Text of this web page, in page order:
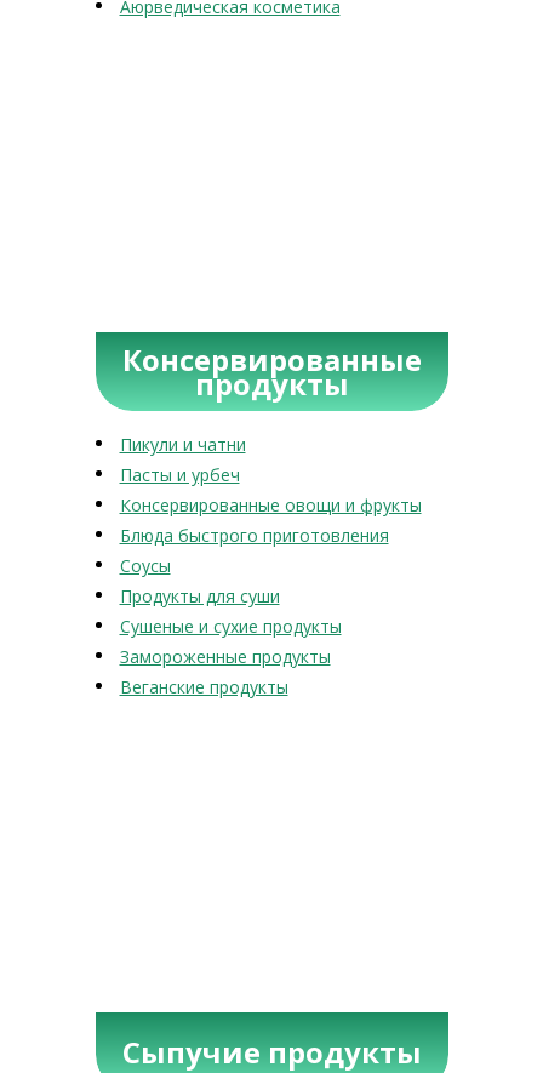
Аюрведическая косметика
Консервированные
продукты
Пикули и чатни
Пасты и урбеч
Консервированные овощи и фрукты
Блюда быстрого приготовления
Соусы
Продукты для суши
Сушеные и сухие продукты
Замороженные продукты
Веганские продукты
Сыпучие продукты